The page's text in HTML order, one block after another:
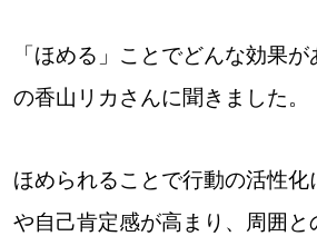
「ほめる」ことでどんな効果
の香山リカさんに聞きました。
ほめられることで行動の活性
や自己肯定感が高まり、周囲と